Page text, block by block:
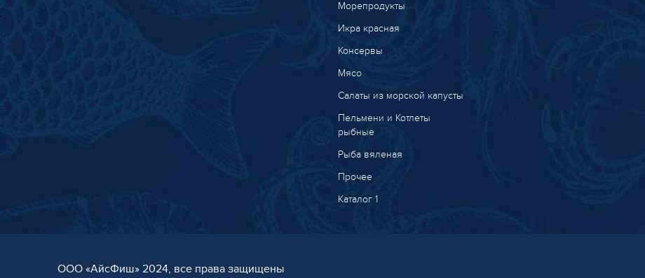
Морепродукты
Икра красная
Консервы
Мясо
Салаты из морской капусты
Пельмени и Котлеты
рыбные
Рыба вяленая
Прочее
Каталог 1
ООО «AйсФиш» 2024, все права защищены